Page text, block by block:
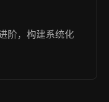
阶，构建系统化